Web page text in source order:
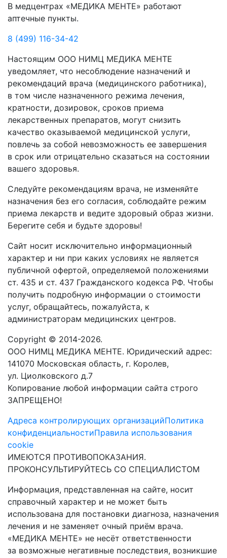
В медцентрах «МЕДИКА МЕНТЕ» работают
аптечные пункты.
8 (499) 116-34-42
Настоящим ООО НИМЦ МЕДИКА МЕНТЕ
уведомляет, что несоблюдение назначений и
рекомендаций врача (медицинского работника),
в том числе назначенного режима лечения,
кратности, дозировок, сроков приема
лекарственных препаратов, могут снизить
качество оказываемой медицинской услуги,
повлечь за собой невозможность ее завершения
в срок или отрицательно сказаться на состоянии
вашего здоровья.
Следуйте рекомендациям врача, не изменяйте
назначения без его согласия, соблюдайте режим
приема лекарств и ведите здоровый образ жизни.
Берегите себя и будьте здоровы!
Сайт носит исключительно информационный
характер и ни при каких условиях не является
публичной офертой, определяемой положениями
ст. 435 и ст. 437 Гражданского кодекса РФ. Чтобы
получить подробную информации о стоимости
услуг, обращайтесь, пожалуйста, к
администраторам медицинских центров.
Copyright © 2014-2026.
ООО НИМЦ МЕДИКА МЕНТЕ. Юридический адрес:
141070 Московская область, г. Королев,
ул. Циолковского д.7
Копирование любой информации сайта строго
ЗАПРЕЩЕНО!
Адреса контролирующих организацийПолитика
конфиденциальностиПравила использования
cookie
ИМЕЮТСЯ ПРОТИВОПОКАЗАНИЯ.
ПРОКОНСУЛЬТИРУЙТЕСЬ СО СПЕЦИАЛИСТОМ
Информация, представленная на сайте, носит
справочный характер и не может быть
использована для постановки диагноза, назначения
лечения и не заменяет очный приём врача.
«МЕДИКА МЕНТЕ» не несёт ответственности
за возможные негативные последствия, возникшие